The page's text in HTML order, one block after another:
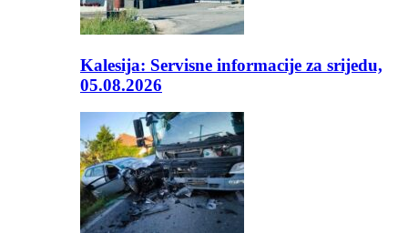
Kalesija: Servisne informacije za srijedu,
05.08.2026